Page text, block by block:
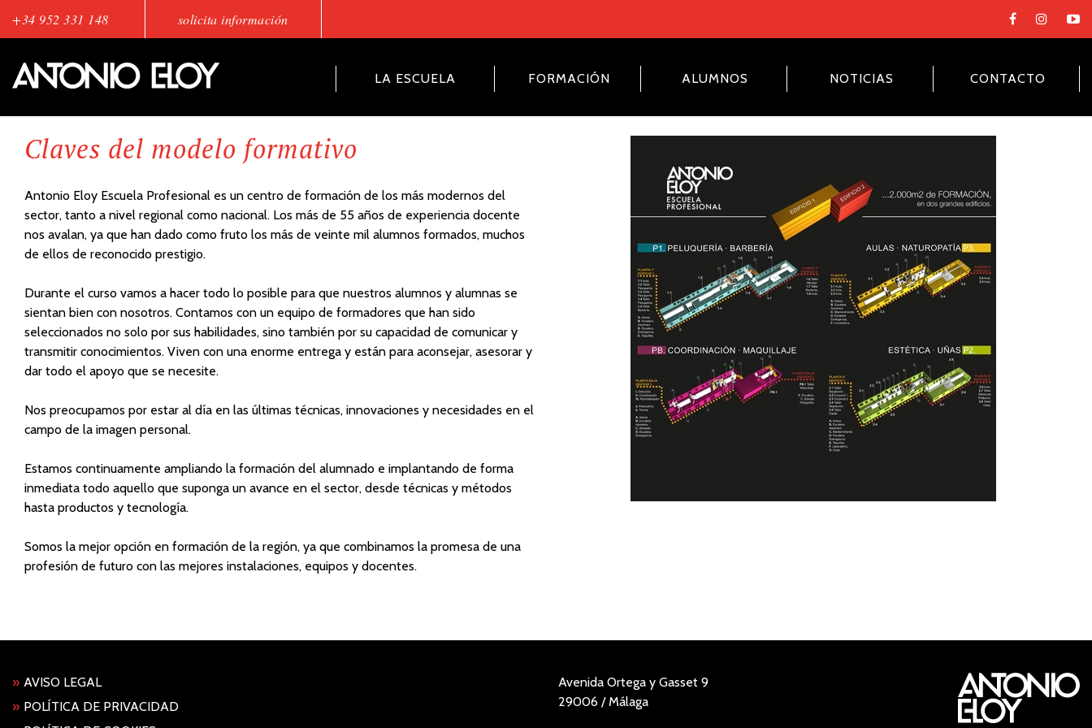
+34 952 331 148 solicita información
LA ESCUELA FORMACIÓN ALUMNOS NOTICIAS CONTACTO
Claves del modelo formativo
Antonio Eloy Escuela Profesional es un centro de formación de los más modernos del
sector, tanto a nivel regional como nacional. Los más de 55 años de experiencia docente
nos avalan, ya que han dado como fruto los más de veinte mil alumnos formados, muchos
de ellos de reconocido prestigio.
Durante el curso vamos a hacer todo lo posible para que nuestros alumnos y alumnas se
sientan bien con nosotros. Contamos con un equipo de formadores que han sido
seleccionados no solo por sus habilidades, sino también por su capacidad de comunicar y
transmitir conocimientos. Viven con una enorme entrega y están para aconsejar, asesorar y
dar todo el apoyo que se necesite.
Nos preocupamos por estar al día en las últimas técnicas, innovaciones y necesidades en el
campo de la imagen personal.
Estamos continuamente ampliando la formación del alumnado e implantando de forma
inmediata todo aquello que suponga un avance en el sector, desde técnicas y métodos
hasta productos y tecnología.
Somos la mejor opción en formación de la región, ya que combinamos la promesa de una
profesión de futuro con las mejores instalaciones, equipos y docentes.
» AVISO LEGAL
» POLÍTICA DE PRIVACIDAD
Avenida Ortega y Gasset 9
29006 / Málaga